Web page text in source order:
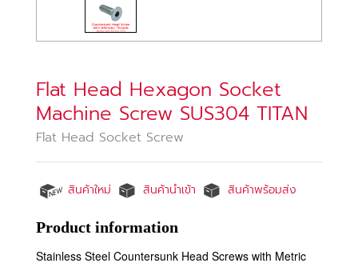
Flat Head Hexagon Socket
Machine Screw SUS304 TITAN
Flat Head Socket Screw
สินค้าใหม่ สินค้านำเข้า สินค้าพร้อมส่ง
Product information
Stainless Steel Countersunk Head Screws with Metric